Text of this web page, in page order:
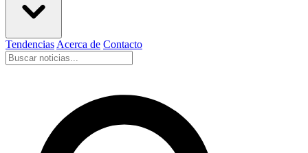
Tendencias Acerca de Contacto